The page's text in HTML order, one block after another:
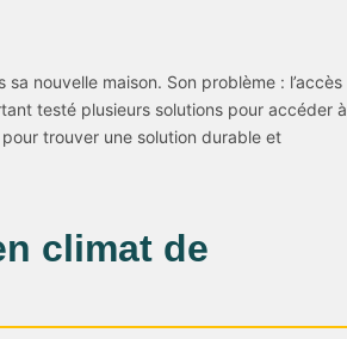
nouvelle maison. Son problème : l’accès
testé plusieurs solutions pour accéder à
trouver une solution durable et
climat de